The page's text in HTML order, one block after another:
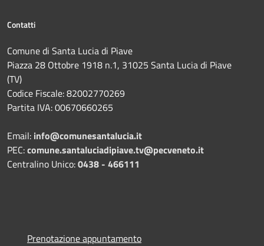
Contatti
Comune di Santa Lucia di Piave
Piazza 28 Ottobre 1918 n.1, 31025 Santa Lucia di Piave
(TV)
Codice Fiscale: 82002770269
Partita IVA: 00670660265
Email: info@comunesantalucia.it
PEC:comune.santaluciadipiave.tv@pecveneto.it
Centralino Unico:0438 - 466111
Prenotazione appuntamento